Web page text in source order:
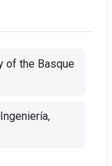
of the Basque